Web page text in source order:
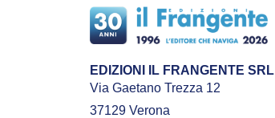
EDIZIONI IL FRANGENTE SRL
Via Gaetano Trezza 12
37129 Verona